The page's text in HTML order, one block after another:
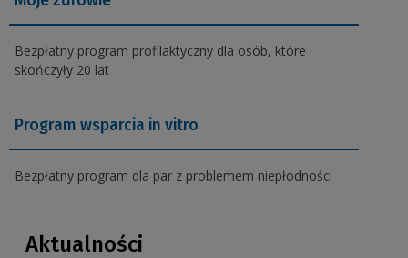
Bezpłatny program profilaktyczny dla osób, które
skończyły 20 lat
Program wsparcia in vitro
Bezpłatny program dla par z problemem niepłodności
Aktualności